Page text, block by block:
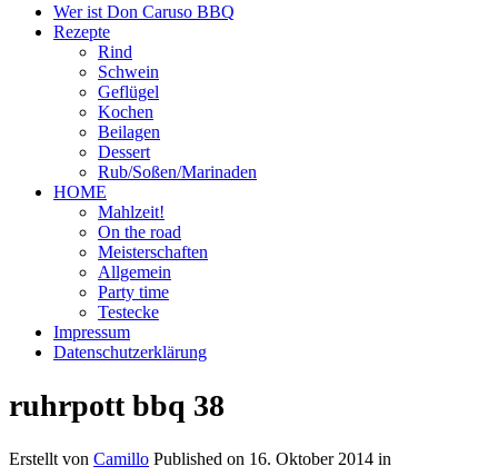
Wer ist Don Caruso BBQ
Rezepte
Rind
Schwein
Geflügel
Kochen
Beilagen
Dessert
Rub/Soßen/Marinaden
HOME
Mahlzeit!
On the road
Meisterschaften
Allgemein
Party time
Testecke
Impressum
Datenschutzerklärung
ruhrpott bbq 38
Erstellt von Camillo Published on 16. Oktober 2014 in